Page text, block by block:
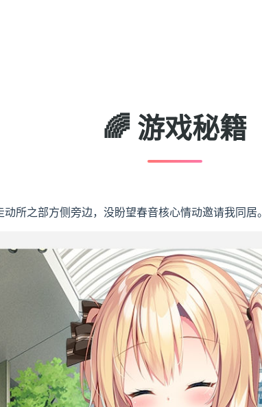
🌈 游戏秘籍
所之部方侧旁边，没盼望春音核心情动邀请我同居。